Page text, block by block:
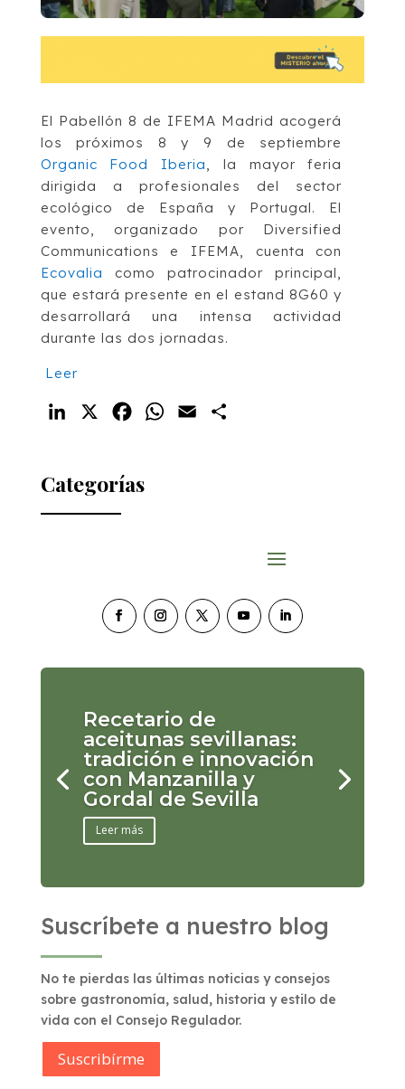
El Pabellón 8 de IFEMA Madrid acogerá
los próximos 8 y 9 de septiembre
Organic Food Iberia, la mayor feria
dirigida a profesionales del sector
ecológico de España y Portugal. El
evento, organizado por Diversified
Communications e IFEMA, cuenta con
Ecovalia como patrocinador principal,
que estará presente en el estand 8G60 y
desarrollará una intensa actividad
durante las dos jornadas.
Leer
LinkedIn FacebookWhatsApp
Email
Categorías
Recetario de
aceitunas sevillanas:
tradición e innovación
con Manzanilla y
Gordal de Sevilla
Leer más
Suscríbete a nuestro blog
No te pierdas las últimas noticias y consejos
sobre gastronomía, salud, historia y estilo de
vida con el Consejo Regulador.
Suscribírme